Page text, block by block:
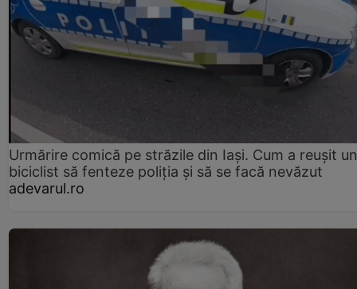
Urmărire comică pe străzile din Iași. Cum a reușit un
biciclist să fenteze poliția și să se facă nevăzut
adevarul.ro